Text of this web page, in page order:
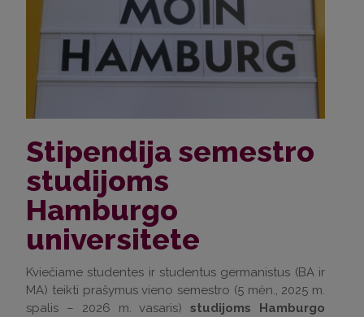
Stipendija semestro
studijoms
Hamburgo
universitete
Kviečiame studentes ir studentus germanistus (BA ir
MA) teikti prašymus vieno semestro (5 mėn., 2025 m.
spalis – 2026 m. vasaris)studijoms Hamburgo